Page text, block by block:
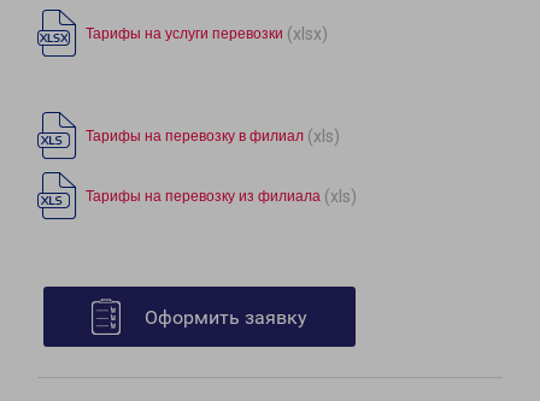
Тарифы на услуги перевозки (xlsx)
Тарифы на перевозку в филиал (xls)
Тарифы на перевозку из филиала (xls)
Оформить заявку